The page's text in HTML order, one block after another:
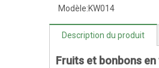
Modèle:KW014
Description du produit
Fruits et bonbons